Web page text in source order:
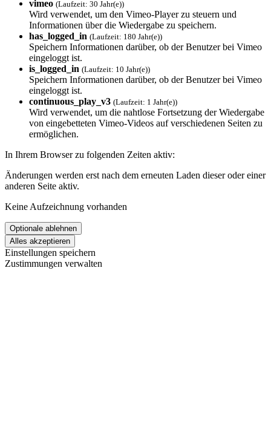
vimeo (Laufzeit: 30 Jahr(e))
Wird verwendet, um den Vimeo-Player zu steuern und
Informationen über die Wiedergabe zu speichern.
has_logged_in (Laufzeit: 180 Jahr(e))
Speichern Informationen darüber, ob der Benutzer bei Vimeo
eingeloggt ist.
is_logged_in (Laufzeit: 10 Jahr(e))
Speichern Informationen darüber, ob der Benutzer bei Vimeo
eingeloggt ist.
continuous_play_v3 (Laufzeit: 1 Jahr(e))
Wird verwendet, um die nahtlose Fortsetzung der Wiedergabe
von eingebetteten Vimeo-Videos auf verschiedenen Seiten zu
ermöglichen.
In Ihrem Browser zu folgenden Zeiten aktiv:
Änderungen werden erst nach dem erneuten Laden dieser oder einer
anderen Seite aktiv.
Keine Aufzeichnung vorhanden
Einstellungen speichern
Zustimmungen verwalten